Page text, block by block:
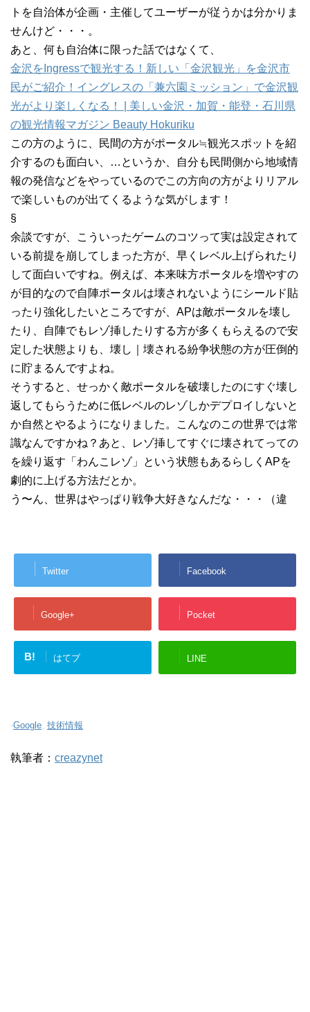
トを自治体が企画・主催してユーザーが従うかは分かりま
せんけど・・・。
あと、何も自治体に限った話ではなくて、
金沢をIngressで観光する！新しい「金沢観光」を金沢市
民がご紹介！イングレスの「兼六園ミッション」で金沢観
光がより楽しくなる！ | 美しい金沢・加賀・能登・石川県
の観光情報マガジン Beauty Hokuriku
この方のように、民間の方がポータル≒観光スポットを紹
介するのも面白い、…というか、自分も民間側から地域情
報の発信などをやっているのでこの方向の方がよりリアル
で楽しいものが出てくるような気がします！
§
余談ですが、こういったゲームのコツって実は設定されて
いる前提を崩してしまった方が、早くレベル上げられたり
して面白いですね。例えば、本来味方ポータルを増やすの
が目的なので自陣ポータルは壊されないようにシールド貼
ったり強化したいところですが、APは敵ポータルを壊し
たり、自陣でもレゾ挿したりする方が多くもらえるので安
定した状態よりも、壊し｜壊される紛争状態の方が圧倒的
に貯まるんですよね。
そうすると、せっかく敵ポータルを破壊したのにすぐ壊し
返してもらうために低レベルのレゾしかデプロイしないと
か自然とやるようになりました。こんなのこの世界では常
識なんですかね？あと、レゾ挿してすぐに壊されてっての
を繰り返す「わんこレゾ」という状態もあるらしくAPを
劇的に上げる方法だとか。
う〜ん、世界はやっぱり戦争大好きなんだな・・・（違
Twitter Facebook
Google+ Pocket
B! はてブ LINE
-Google, 技術情報
執筆者： creazynet